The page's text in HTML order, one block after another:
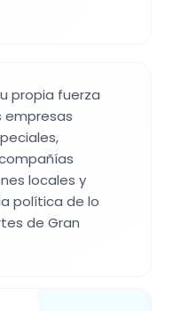
propia fuerza
empresas
locales y
política de lo
de Gran